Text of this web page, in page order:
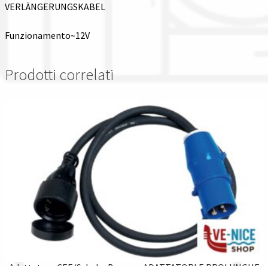
VERLÄNGERUNGSKABEL
Funzionamento~12V
Prodotti correlati